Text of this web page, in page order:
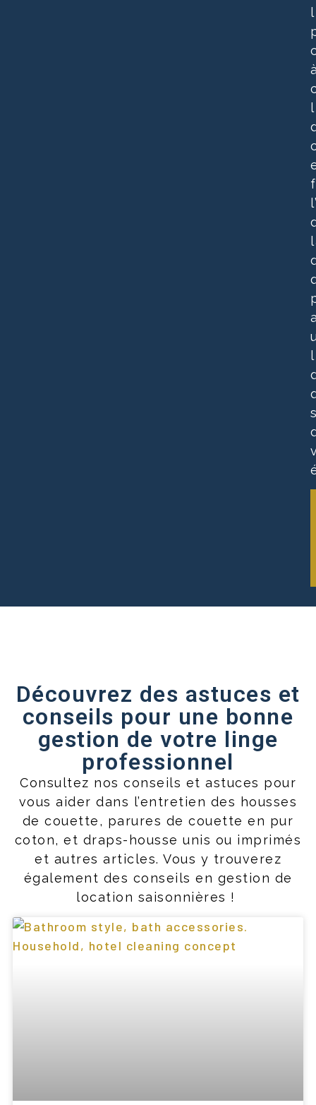
Découvrez des astuces et
conseils pour une bonne
gestion de votre linge
professionnel
Consultez nos conseils et astuces pour
vous aider dans l’entretien des housses
de couette, parures de couette en pur
coton, et draps-housse unis ou imprimés
et autres articles. Vous y trouverez
également des conseils en gestion de
location saisonnières !